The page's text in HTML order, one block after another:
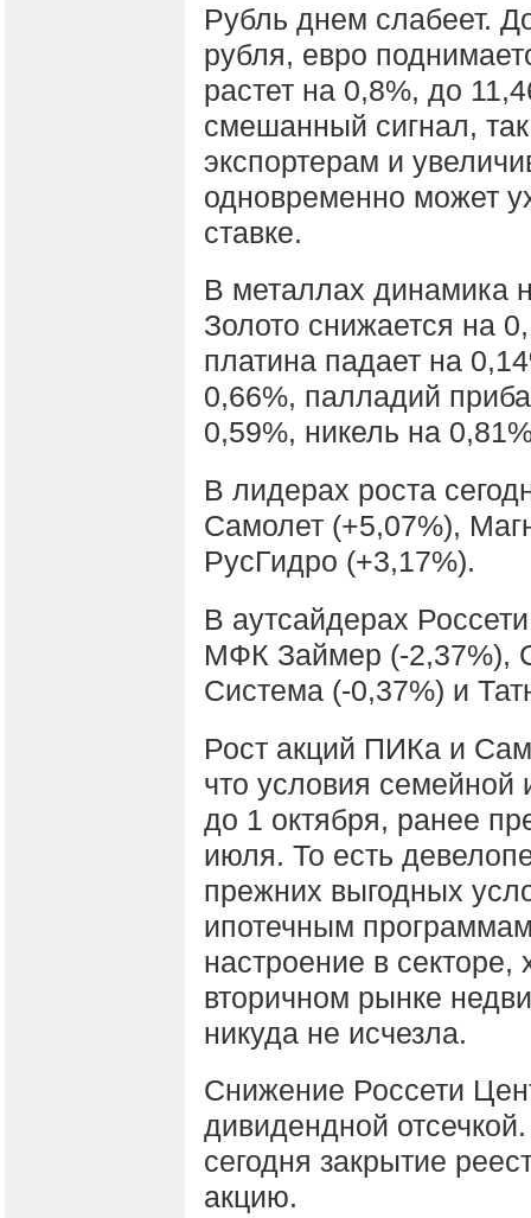
Рубль днем слабеет.
рубля, евро
растет на 0,8%, до
смешанный сигнал,
экспортерам и
одновременно может
ставке.
В металлах динамика
Золото снижается на
платина падает на
0,66%, палладий
0,59%, никель на
В лидерах роста
Самолет (+5,07%),
РусГидро (+3,17%).
В аутсайдерах
МФК Займер (-2,37%),
Система (-0,37%) и
Рост акций ПИКа и
что условия семейной
до 1 октября, ранее
июля. То есть
прежних выгодных
ипотечным
настроение в секторе,
вторичном рынке
никуда не исчезла.
Снижение Россети
дивидендной
сегодня закрытие
акцию.